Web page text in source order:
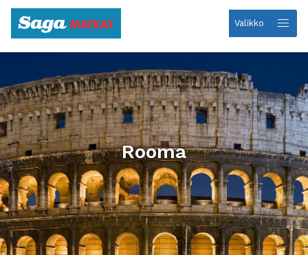
Etusivulle
Valikko
Rooma